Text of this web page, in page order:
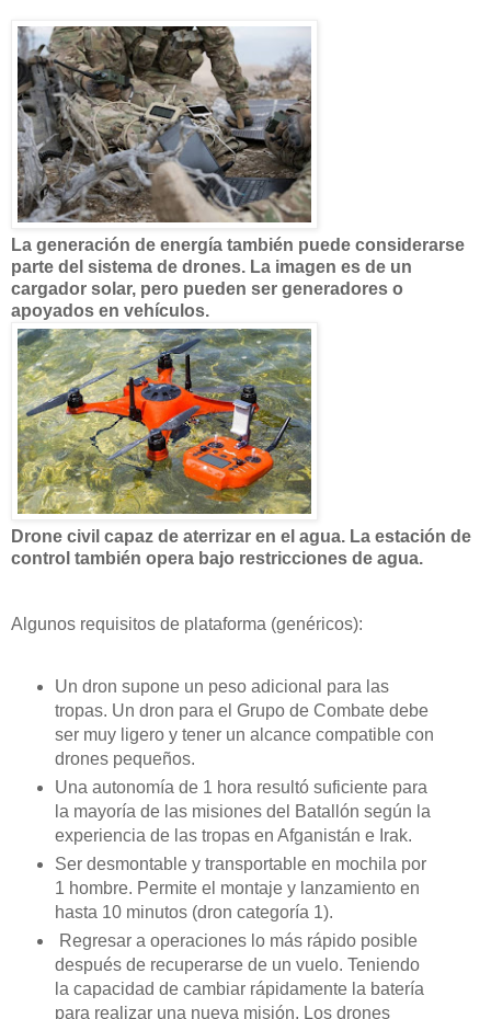
La generación de energía también puede considerarse
parte del sistema de drones. La imagen es de un
cargador solar, pero pueden ser generadores o
apoyados en vehículos.
Drone civil capaz de aterrizar en el agua. La estación de
control también opera bajo restricciones de agua.
Algunos requisitos de plataforma (genéricos):
Un dron supone un peso adicional para las
tropas. Un dron para el Grupo de Combate debe
ser muy ligero y tener un alcance compatible con
drones pequeños.
Una autonomía de 1 hora resultó suficiente para
la mayoría de las misiones del Batallón según la
experiencia de las tropas en Afganistán e Irak.
Ser desmontable y transportable en mochila por
1 hombre. Permite el montaje y lanzamiento en
hasta 10 minutos (dron categoría 1).
Regresar a operaciones lo más rápido posible
después de recuperarse de un vuelo. Teniendo
la capacidad de cambiar rápidamente la batería
para realizar una nueva misión. Los drones